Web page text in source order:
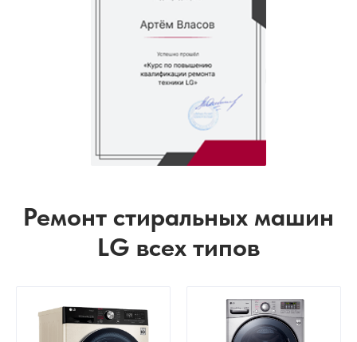
Ремонт стиральных машин
LG всех типов